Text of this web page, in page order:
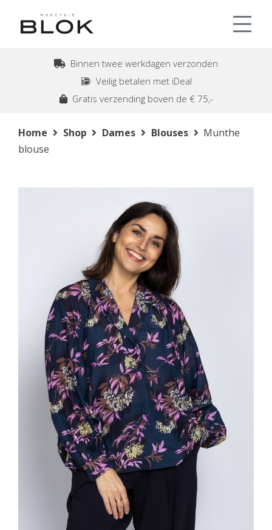
Binnen twee werkdagen verzonden
Veilig betalen met iDeal
Gratis verzending boven de € 75,-
Home Shop Dames Blouses
Munthe
blouse